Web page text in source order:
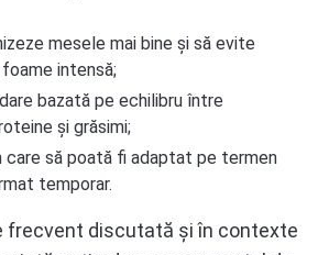
mesele mai bine și să evite
intensă;
bazată pe echilibru între
și grăsimi;
care să poată fi adaptat pe termen
temporar.
frecvent discutată și în contexte